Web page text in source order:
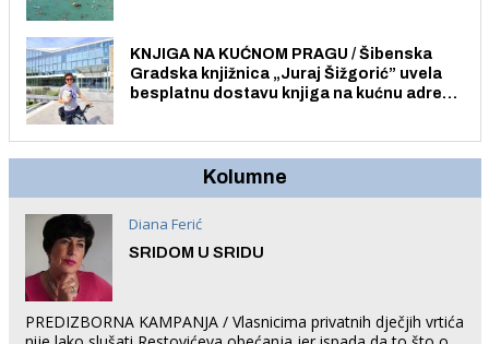
KNJIGA NA KUĆNOM PRAGU / Šibenska
Gradska knjižnica „Juraj Šižgorić” uvela
besplatnu dostavu knjiga na kućnu adresu
Kolumne
Diana Ferić
SRIDOM U SRIDU
PREDIZBORNA KAMPANJA / Vlasnicima privatnih dječjih vrtića